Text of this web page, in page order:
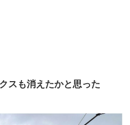
スも消えたかと思った